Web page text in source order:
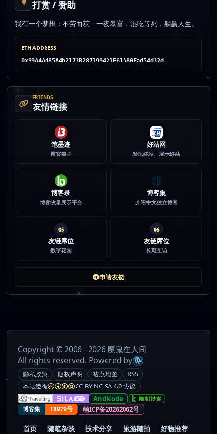
打赏 / 赞助
我有一个梦想：不劳而获，一夜暴富，混吃等死，躺赢人生。
ETH ADDRESS
0x99A4Ad85A4b2173B287199421F61A80Fad54d32d
FRIENDS
友情链接
笔墨迹
博客圈子
好站网
发现好站、展示好站
博客录
博客收录展示平台
博客集
介绍中文独立博客
05
友链席位
数字花园
06
友链席位
长期互访
申请友链
Copyright © 2006 - 2026 魔鬼在人间
All rights reserved. Powered by
隐私政策 版权声明 站点地图
RSS
本站遵循
CC-BY-NC-SA 4.0 协议
AndNode
博客集 18979号 萌ICP备20262062号
首页 随笔杂谈 技术分享 旅游随拍 好物推荐